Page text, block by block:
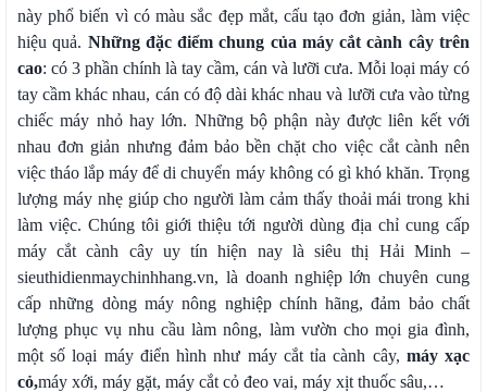
này phổ biến vì có màu sắc đẹp mắt, cấu tạo đơn giản, làm việc
hiệu quả. Những đặc điểm chung của máy cắt cành cây trên
cao: có 3 phần chính là tay cầm, cán và lưỡi cưa. Mỗi loại máy có
tay cầm khác nhau, cán có độ dài khác nhau và lưỡi cưa vào từng
chiếc máy nhỏ hay lớn. Những bộ phận này được liên kết với
nhau đơn giản nhưng đảm bảo bền chặt cho việc cắt cành nên
việc tháo lắp máy để di chuyển máy không có gì khó khăn. Trọng
lượng máy nhẹ giúp cho người làm cảm thấy thoải mái trong khi
làm việc. Chúng tôi giới thiệu tới người dùng địa chỉ cung cấp
máy cắt cành cây uy tín hiện nay là siêu thị Hải Minh –
sieuthidienmaychinhhang.vn, là doanh nghiệp lớn chuyên cung
cấp những dòng máy nông nghiệp chính hãng, đảm bảo chất
lượng phục vụ nhu cầu làm nông, làm vườn cho mọi gia đình,
một số loại máy điển hình như máy cắt tỉa cành cây, máy xạc
cỏ,máy xới, máy gặt, máy cắt cỏ đeo vai, máy xịt thuốc sâu,…